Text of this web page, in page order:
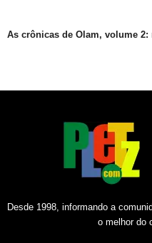
As crônicas de Olam, volume
Desde 1998, informando a
o melhor do